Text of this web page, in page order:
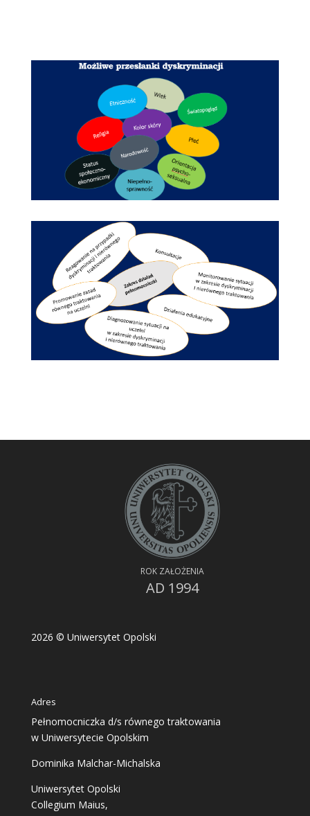
ROK ZAŁOŻENIA
AD 1994
2026 © Uniwersytet Opolski
Adres
Pełnomocniczka d/s równego traktowania
w Uniwersytecie Opolskim
Dominika Malchar-Michalska
Uniwersytet Opolski
Collegium Maius,